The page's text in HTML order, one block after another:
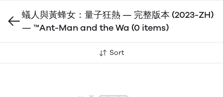
蟻人與黃蜂女：量子狂熱 — 完整版本 (2023-ZH)
— ™Ant-Man and the Wa (0 items)
Sort